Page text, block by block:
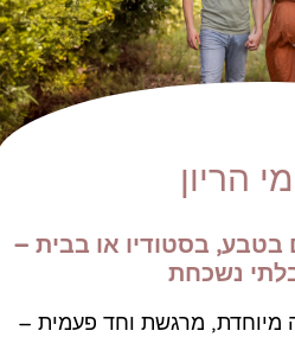
הריון
בטבע, בסטודיו או בבית –
נשכחת
מיוחדת, מרגשת וחד פעמית –